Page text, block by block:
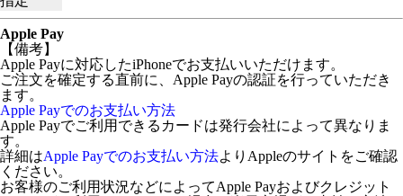
Apple Pay
【備考】
Apple Payに対応したiPhoneでお支払いいただけます。
ご注文を確定する直前に、Apple Payの認証を行っていただき
ます。
Apple Payでのお支払い方法
Apple Payでご利用できるカードは発行会社によって異なりま
す。
詳細はApple Payでのお支払い方法よりAppleのサイトをご確認
ください。
お客様のご利用状況などによってApple Payおよびクレジット